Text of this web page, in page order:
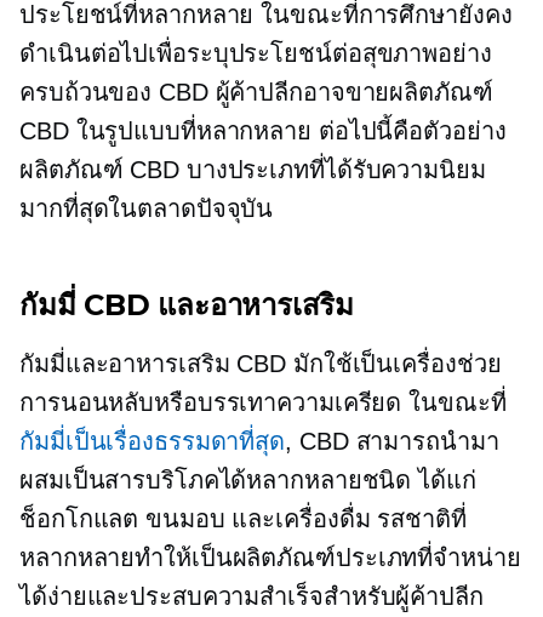
ประโยชน์ที่หลากหลาย ในขณะที่การศึกษายังคง
ดำเนินต่อไปเพื่อระบุประโยชน์ต่อสุขภาพอย่าง
ครบถ้วนของ CBD ผู้ค้าปลีกอาจขายผลิตภัณฑ์
CBD ในรูปแบบที่หลากหลาย ต่อไปนี้คือตัวอย่าง
ผลิตภัณฑ์ CBD บางประเภทที่ได้รับความนิยม
มากที่สุดในตลาดปัจจุบัน
กัมมี่ CBD และอาหารเสริม
กัมมี่และอาหารเสริม CBD มักใช้เป็นเครื่องช่วย
การนอนหลับหรือบรรเทาความเครียด ในขณะที่
กัมมี่เป็นเรื่องธรรมดาที่สุด, CBD สามารถนำมา
ผสมเป็นสารบริโภคได้หลากหลายชนิด ได้แก่
ช็อกโกแลต ขนมอบ และเครื่องดื่ม รสชาติที่
หลากหลายทำให้เป็นผลิตภัณฑ์ประเภทที่จำหน่าย
ได้ง่ายและประสบความสำเร็จสำหรับผู้ค้าปลีก